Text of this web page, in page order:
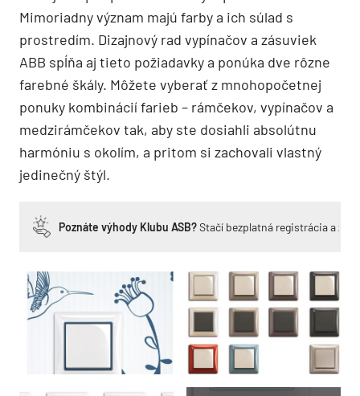
Mimoriadny význam majú farby a ich súlad s
prostredím. Dizajnový rad vypínačov a zásuviek
ABB spĺňa aj tieto požiadavky a ponúka dve rôzne
farebné škály. Môžete vyberať z mnohopočetnej
ponuky kombinácií farieb – rámčekov, vypínačov a
medzirámčekov tak, aby ste dosiahli absolútnu
harmóniu s okolím, a pritom si zachovali vlastný
jedinečný štýl.
Poznáte výhody Klubu ASB?Stačí bezplatná registrácia a